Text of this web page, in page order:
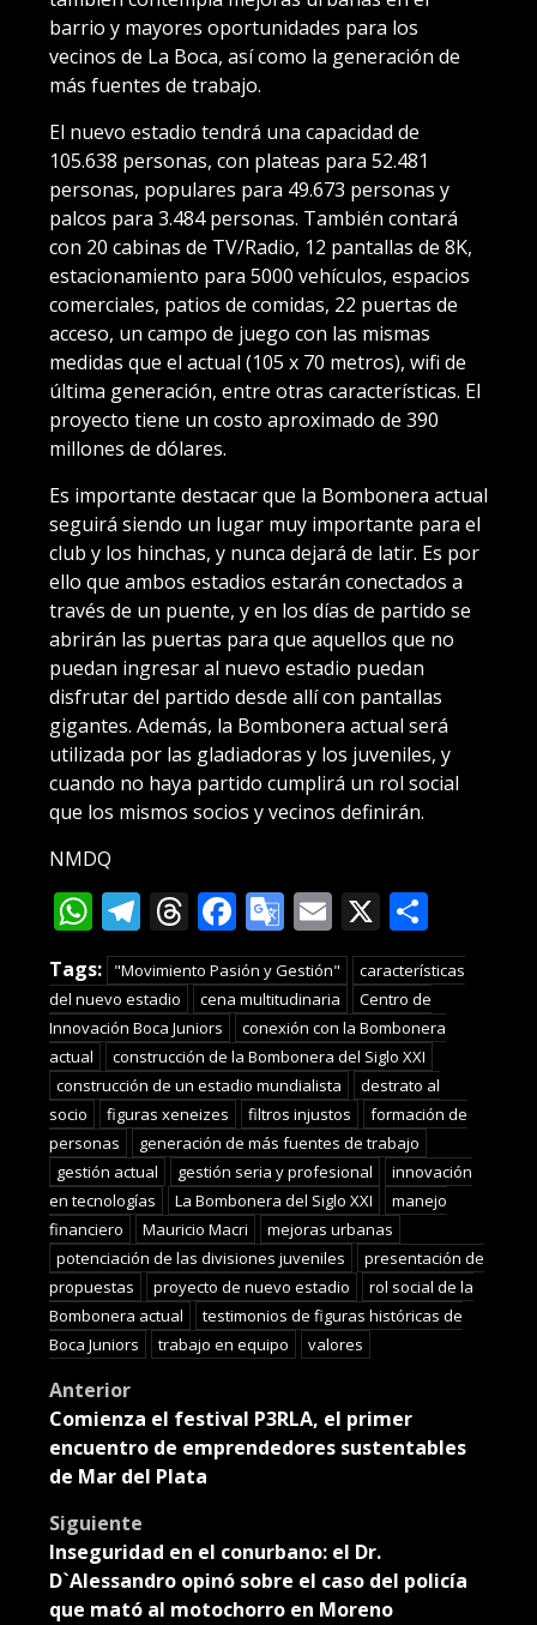
barrio y mayores oportunidades para los
vecinos de La Boca, así como la generación de
más fuentes de trabajo.
El nuevo estadio tendrá una capacidad de
105.638 personas, con plateas para 52.481
personas, populares para 49.673 personas y
palcos para 3.484 personas. También contará
con 20 cabinas de TV/Radio, 12 pantallas de 8K,
estacionamiento para 5000 vehículos, espacios
comerciales, patios de comidas, 22 puertas de
acceso, un campo de juego con las mismas
medidas que el actual (105 x 70 metros), wifi de
última generación, entre otras características. El
proyecto tiene un costo aproximado de 390
millones de dólares.
Es importante destacar que la Bombonera actual
seguirá siendo un lugar muy importante para el
club y los hinchas, y nunca dejará de latir. Es por
ello que ambos estadios estarán conectados a
través de un puente, y en los días de partido se
abrirán las puertas para que aquellos que no
puedan ingresar al nuevo estadio puedan
disfrutar del partido desde allí con pantallas
gigantes. Además, la Bombonera actual será
utilizada por las gladiadoras y los juveniles, y
cuando no haya partido cumplirá un rol social
que los mismos socios y vecinos definirán.
NMDQ
WhatsApp
Telegram
Threads
Facebook
Google
Translate
Email
X
Tags: "Movimiento Pasión y Gestión"
características
del nuevo estadio
cena multitudinaria
Centro de
Innovación Boca Juniors
conexión con la Bombonera
actual
construcción de la Bombonera del Siglo XXI
construcción de un estadio mundialista
destrato al
socio
figuras xeneizes filtros injustos
formación de
personas
generación de más fuentes de trabajo
gestión actual
gestión seria y profesional
innovación
en tecnologías
La Bombonera del Siglo XXI
manejo
financiero
Mauricio Macri
mejoras urbanas
potenciación de las divisiones juveniles
presentación de
propuestas
proyecto de nuevo estadio
rol social de la
Bombonera actual
testimonios de figuras históricas de
Boca Juniors
trabajo en equipo valores
Post
navigation
Anterior
Comienza el festival P3RLA, el primer
encuentro de emprendedores sustentables
de Mar del Plata
Siguiente
Inseguridad en el conurbano: el Dr.
D`Alessandro opinó sobre el caso del policía
que mató al motochorro en Moreno